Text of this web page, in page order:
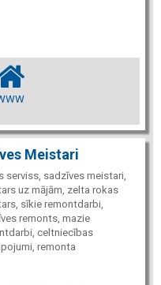
Meistari
serviss, sadzīves meistari,
uz mājām, zelta rokas
sīkie remontdarbi,
remonts, mazie
celtniecības
remonta